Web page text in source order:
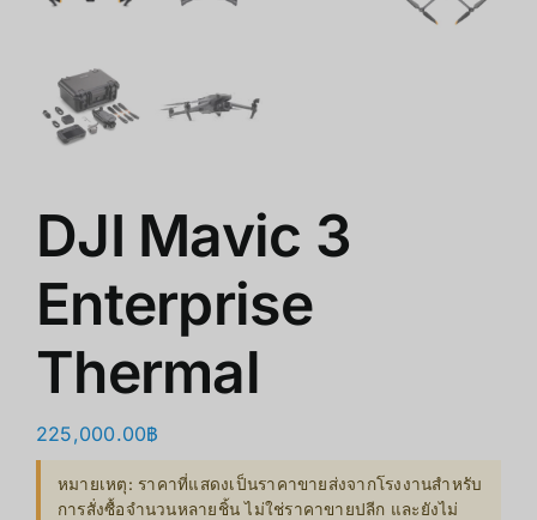
DJI Mavic 3
Enterprise
Thermal
225,000.00฿
หมายเหตุ: ราคาที่แสดงเป็นราคาขายส่งจากโรงงานสำหรับ
การสั่งซื้อจำนวนหลายชิ้น ไม่ใช่ราคาขายปลีก และยังไม่